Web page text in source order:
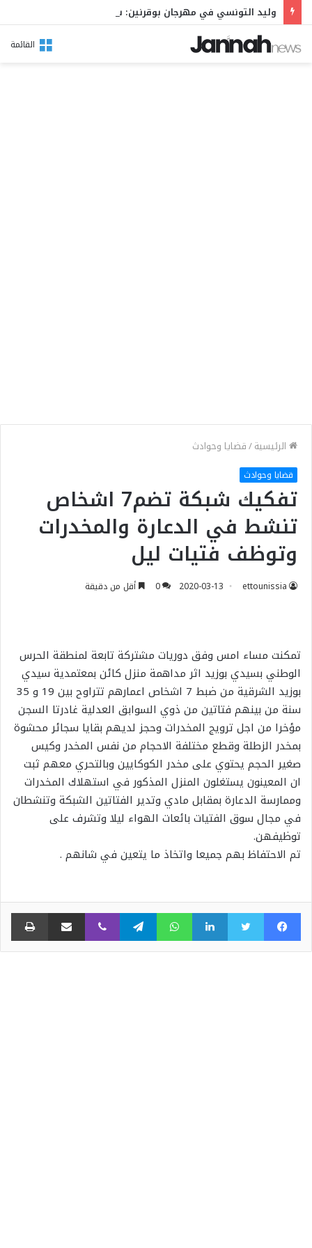
القائمة
الرئيسية/قضايا وحوادث
قضايا وحوادث
تفكيك شبكة تضم7 اشخاص
تنشط في الدعارة والمخدرات
وتوظف فتيات ليل
ettounissia
2020-03-13
0 أقل من دقيقة
تمكنت مساء امس وفق دوريات مشتركة تابعة لمنطقة الحرس
الوطني بسيدي بوزيد اثر مداهمة منزل كائن بمعتمدية سيدي
بوزيد الشرقية من ضبط 7 اشخاص اعمارهم تتراوح بين 19 و 35
سنة من بينهم فتاتين من ذوي السوابق العدلية غادرتا السجن
مؤخرا من اجل ترويج المخدرات وحجز لديهم بقايا سجائر محشوة
بمخدر الزطلة وقطع مختلفة الاحجام من نفس المخدر وكيس
صغير الحجم يحتوي على مخدر الكوكايين وبالتحري معهم ثبت
ان المعينون يستغلون المنزل المذكور في استهلاك المخدرات
وممارسة الدعارة بمقابل مادي وتدير الفتاتين الشبكة وتنشطان
في مجال سوق الفتيات بائعات الهواء ليلا وتشرف على
توظيفهن.
تم الاحتفاظ بهم جميعا واتخاذ ما يتعين في شانهم .
فيسبوك تويتر لينكدإن واتساب تيلقرام ڤايبر مشاركة عبر البريد